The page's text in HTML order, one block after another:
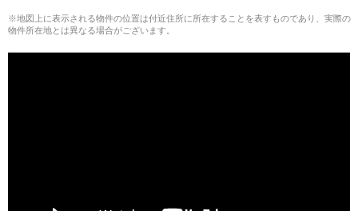
※地図上に表示される物件の位置は付近住所に所在することを表すものであり、実際の
物件所在地とは異なる場合がございます。